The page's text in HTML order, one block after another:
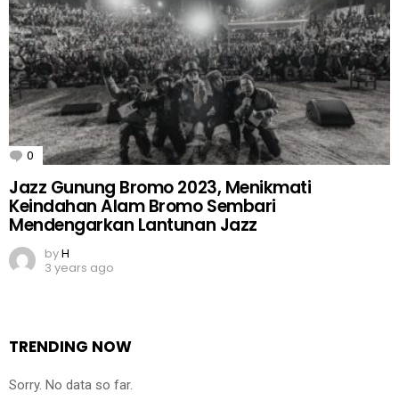
0 Comments
Jazz Gunung Bromo 2023, Menikmati
Keindahan Alam Bromo Sembari
Mendengarkan Lantunan Jazz
byH
3 years ago
TRENDING NOW
Sorry. No data so far.